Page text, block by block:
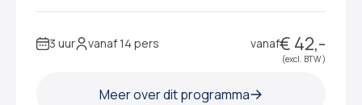
3 uur vanaf 14 pers vanaf€ 42,-
(excl. BTW )
Meer over dit programma